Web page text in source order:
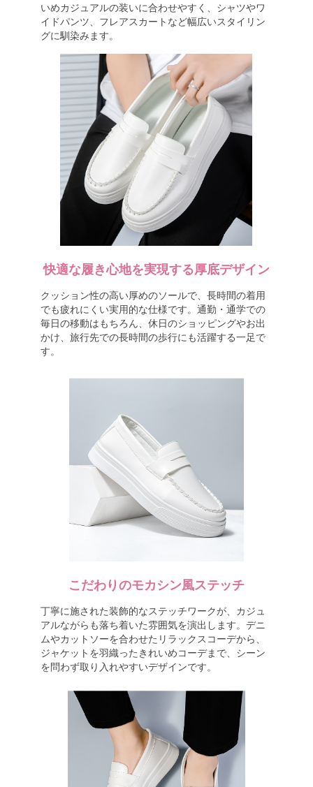
いめカジュアルの装いに合わせやすく、シャツやワ
イドパンツ、フレアスカートなど幅広いスタイリン
グに馴染みます。
快適な履き心地を実現する厚底デザイン
クッション性の高い厚めのソールで、長時間の着用
でも疲れにくい実用的な仕様です。通勤・通学での
毎日の移動はもちろん、休日のショッピングやお出
かけ、旅行先での長時間の歩行にも活躍する一足で
す。
こだわりのモカシン風ステッチ
丁寧に施された装飾的なステッチワークが、カジュ
アルながらも落ち着いた雰囲気を演出します。デニ
ムやカットソーを合わせたリラックスコーデから、
ジャケットを羽織ったきれいめコーデまで、シーン
を問わず取り入れやすいデザインです。